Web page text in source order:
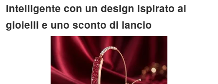
intelligente con un design ispirato ai
gioielli e uno sconto di lancio